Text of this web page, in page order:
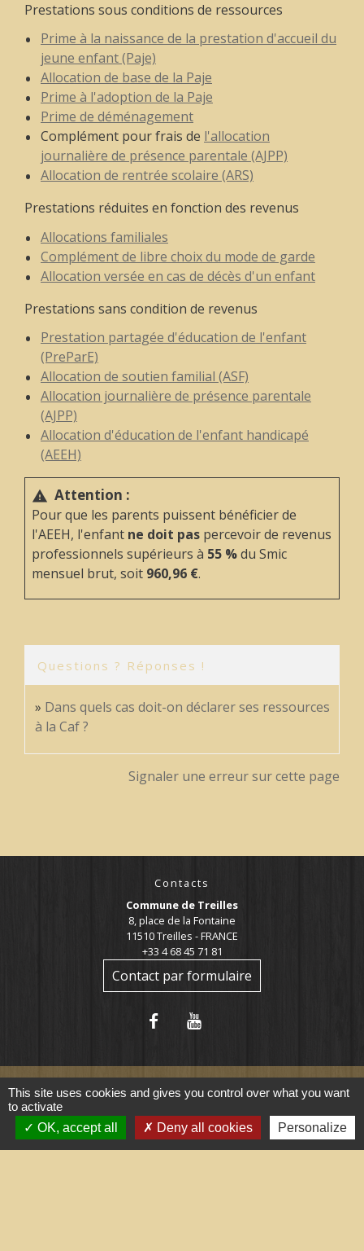
Prestations sous conditions de ressources
Prime à la naissance de la prestation d'accueil du
jeune enfant (Paje)
Allocation de base de la Paje
Prime à l'adoption de la Paje
Prime de déménagement
Complément pour frais de l'allocation
journalière de présence parentale (AJPP)
Allocation de rentrée scolaire (ARS)
Prestations réduites en fonction des revenus
Allocations familiales
Complément de libre choix du mode de garde
Allocation versée en cas de décès d'un enfant
Prestations sans condition de revenus
Prestation partagée d'éducation de l'enfant
(PreParE)
Allocation de soutien familial (ASF)
Allocation journalière de présence parentale
(AJPP)
Allocation d'éducation de l'enfant handicapé
(AEEH)
warning Attention :
Pour que les parents puissent bénéficier de
l'AEEH, l'enfant ne doit pas percevoir de revenus
professionnels supérieurs à 55 %du Smic
mensuel brut, soit 960,96 €.
Questions ? Réponses !
Dans quels cas doit-on déclarer ses ressources
à la Caf ?
Signaler une erreur sur cette page
Contacts
Commune de Treilles
8, place de la Fontaine
11510 Treilles - FRANCE
+33 4 68 45 71 81
Contact par formulaire
Liens utiles
This site uses cookies and gives you control over what you want
to activate
OK, accept all
Deny all cookies Personalize